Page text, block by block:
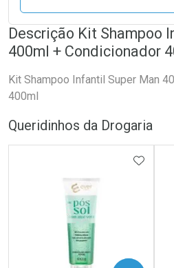
Descrição Kit Shampoo
400ml + Condicionador
Kit Shampoo Infantil Super Man
400ml
Queridinhos da Drogaria